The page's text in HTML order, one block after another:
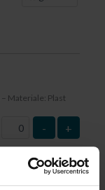
Materiale: Plast
- +
–